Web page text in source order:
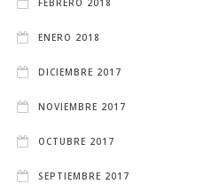
ENERO 2018
DICIEMBRE 2017
NOVIEMBRE 2017
OCTUBRE 2017
SEPTIEMBRE 2017